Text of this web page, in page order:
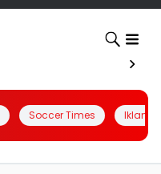
Soccer Times Iklanin